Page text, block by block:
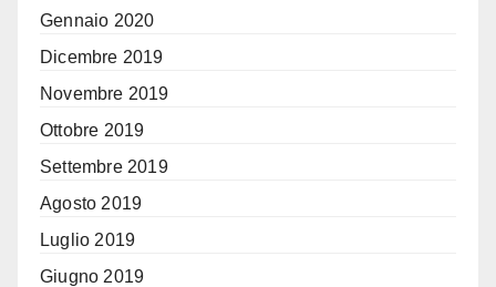
Gennaio 2020
Dicembre 2019
Novembre 2019
Ottobre 2019
Settembre 2019
Agosto 2019
Luglio 2019
Giugno 2019